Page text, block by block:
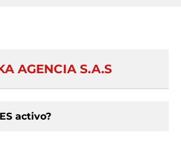
AGENCIA S.A.S
activo?